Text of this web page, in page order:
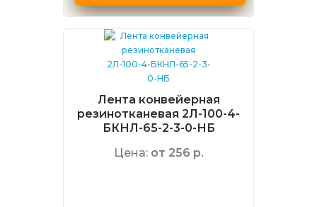
Лента конвейерная
резинотканевая 2Л-100-4-
БКНЛ-65-2-3-0-НБ
Цена: от 256 р.